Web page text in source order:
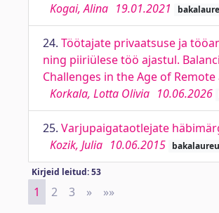
Kogai, Alina 19.01.2021
24. Töötajate privaatsuse ja
ning piiriülese töö ajastul.
Challenges in the Age of
Korkala, Lotta Olivia 10.06.2026
25. Varjupaigataotlejate
Kozik, Julia 10.06.2015
Kirjeid leitud: 53
1 2 3 » Next
»»